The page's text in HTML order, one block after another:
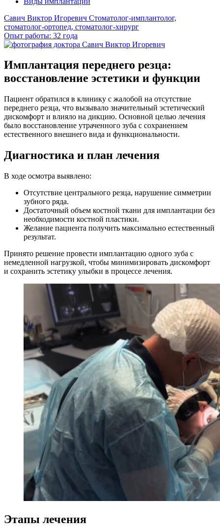
Савич Виктор Игоревич Стоматолог-имплантолог,
стоматолог-ортопед, стоматолог-хирург
Опыт работы: 32 года
Имплантация переднего резца:
восстановление эстетики и функции
Пациент обратился в клинику с жалобой на отсутствие
переднего резца, что вызывало значительный эстетический
дискомфорт и влияло на дикцию. Основной целью лечения
было восстановление утраченного зуба с сохранением
естественного внешнего вида и функциональности.
Диагностика и план лечения
В ходе осмотра выявлено:
Отсутствие центрального резца, нарушение симметрии
зубного ряда.
Достаточный объем костной ткани для имплантации без
необходимости костной пластики.
Желание пациента получить максимально естественный
результат.
Принято решение провести имплантацию одного зуба с
немедленной нагрузкой, чтобы минимизировать дискомфорт
и сохранить эстетику улыбки в процессе лечения.
Этапы лечения